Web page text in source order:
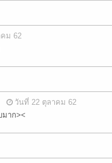
ม 62
วันที่ 22 ตุลาคม 62
มาก><